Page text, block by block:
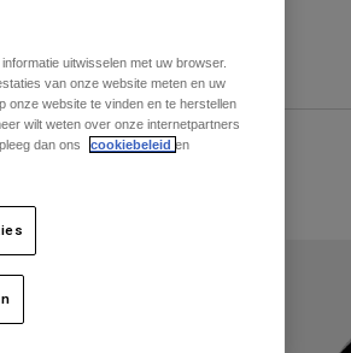
uitwisselen met uw browser.
van onze website meten en uw
onze website te vinden en te herstellen
wilt weten over onze internetpartners
dan ons
cookiebeleid en